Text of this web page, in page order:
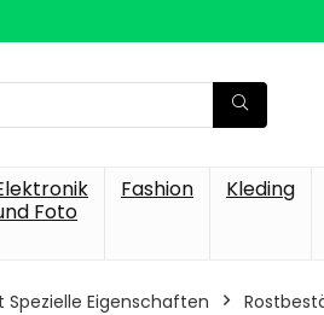
Foto
Fashion Kleding
Spezielle Eigenschaften